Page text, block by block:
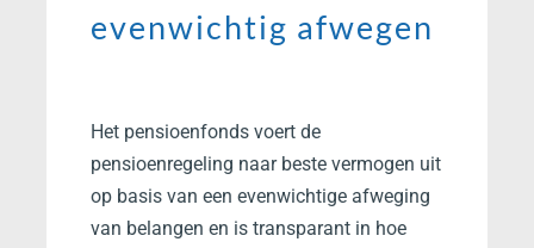
evenwichtig afwegen
Het pensioenfonds voert de
pensioenregeling naar beste vermogen uit
op basis van een evenwichtige afweging
van belangen en is transparant in hoe